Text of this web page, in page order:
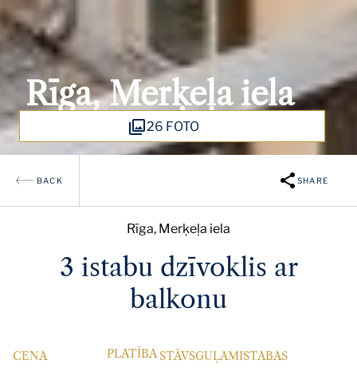
Rīga, Merķeļa iela
26 FOTO
BACK SHARE
Rīga, Merķeļa iela
3 istabu dzīvoklis ar
balkonu
CENA PLATĪBA STĀVSGUĻAMISTABAS